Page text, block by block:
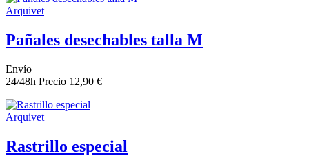
Arquivet
Pañales desechables talla M
Envío
24/48h Precio 12,90 €
Arquivet
Rastrillo especial